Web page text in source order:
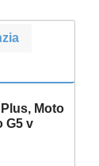
Moto
G5 v